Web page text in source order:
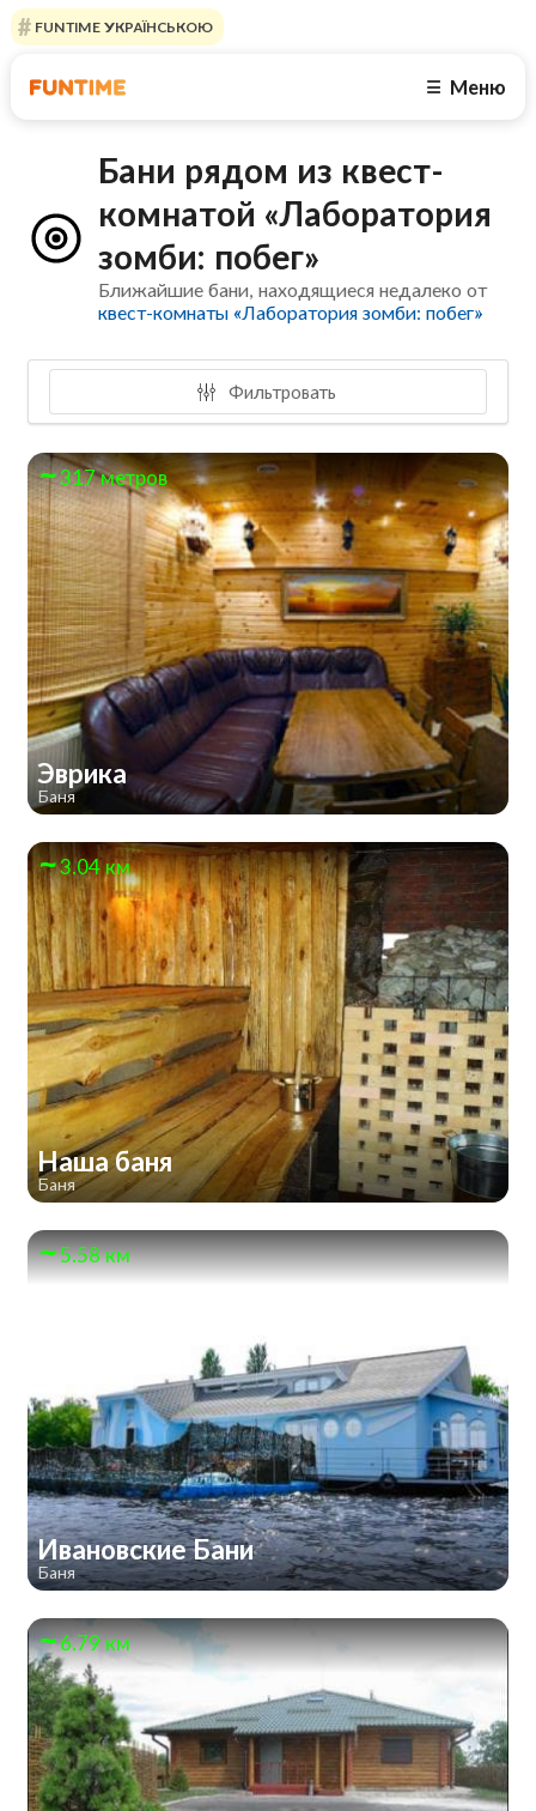
FUNTIME УКРАЇНСЬКОЮ
☰ Меню
Бани рядом из квест-
комнатой «Лаборатория
зомби: побег»
Ближайшие бани, находящиеся недалеко от
квест-комнаты «Лаборатория зомби: побег»
Фильтровать
317 метров
Эврика
Баня
3.04 км
Наша баня
Баня
5.58 км
Ивановские Бани
Баня
6.79 км